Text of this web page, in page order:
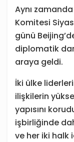
Aynı
Komitesi
günü
diplomatik
araya geldi.
İki ülke
ilişkilerin
yapısını
işbirliğinde
ve her iki